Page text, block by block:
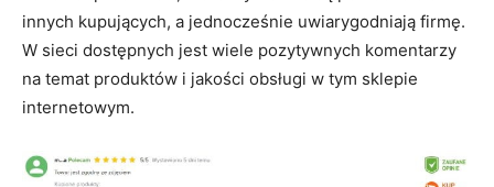
innych kupujących, a jednocześnie uwiarygodniają firmę.
W sieci dostępnych jest wiele pozytywnych komentarzy
na temat produktów i jakości obsługi w tym sklepie
internetowym.